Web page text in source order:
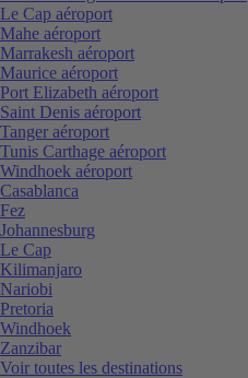
Le Cap aéroport
Mahe aéroport
Marrakesh aéroport
Maurice aéroport
Port Elizabeth aéroport
Saint Denis aéroport
Tanger aéroport
Tunis Carthage aéroport
Windhoek aéroport
Casablanca
Fez
Johannesburg
Le Cap
Kilimanjaro
Nariobi
Pretoria
Windhoek
Zanzibar
Voir toutes les destinations